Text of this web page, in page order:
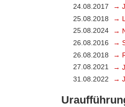
24.08.2017
→
25.08.2018
→
25.08.2024
→
26.08.2016
→
26.08.2018
→
27.08.2021
→
31.08.2022
→